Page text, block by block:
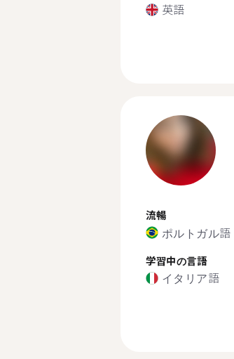
英語
流暢
ポルトガル語
学習中の言語
イタリア語